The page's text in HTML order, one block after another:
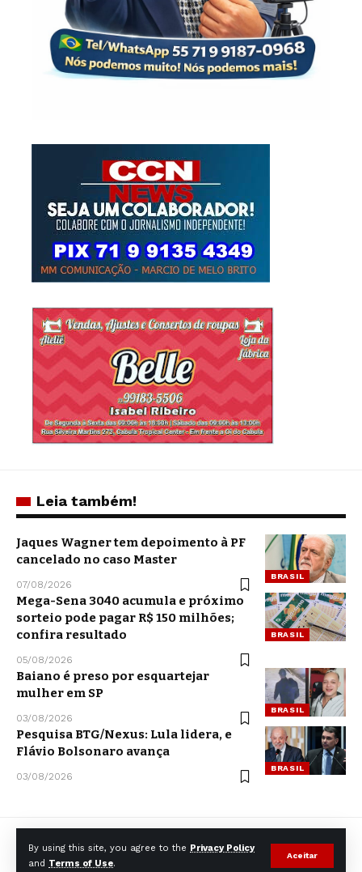
By using this site, you agree to the Privacy Policy
and Terms of Use.
Aceitar
Leia também!
BRASIL
Jaques Wagner tem depoimento à PF
cancelado no caso Master
07/08/2026
BRASIL
Mega-Sena 3040 acumula e próximo
sorteio pode pagar R$ 150 milhões;
confira resultado
05/08/2026
BRASIL
Baiano é preso por esquartejar
mulher em SP
03/08/2026
BRASIL
Pesquisa BTG/Nexus: Lula lidera, e
Flávio Bolsonaro avança
03/08/2026